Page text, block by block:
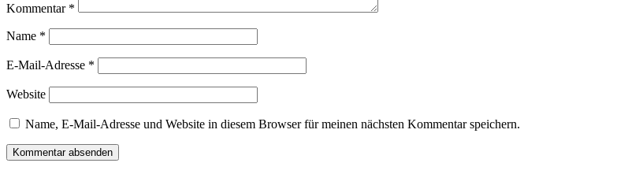
Kommentar *
Name *
E-Mail-Adresse *
Website
Name, E-Mail-Adresse und Website in diesem Browser für meinen nächsten Kommentar speichern.